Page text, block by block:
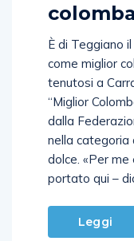
È di Teggiano
come miglior
tenutosi a
“Miglior
dalla
nella categoria
dolce. «Per me
portato qui –
Leggi